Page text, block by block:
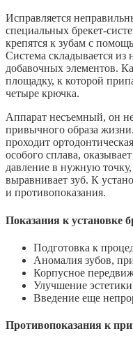
Исправляется
специальных брекет-
крепятся к зубам с
Система складывается из
добавочных элементов.
площадку, к которой
четыре крючка.
Аппарат несъемный, он
привычного образа
проходит
особого сплава,
давление в нужную
выравнивает зуб. К
и противопоказания.
Показания к установке
Подготовка к
Аномалия зубов,
Корпусное
Улучшение
Введение еще
Противопоказания к